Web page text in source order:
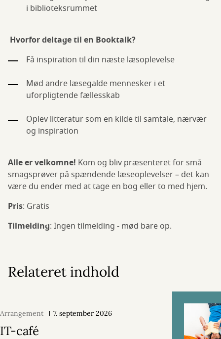
i biblioteksrummet
Hvorfor deltage til en Booktalk?
Få inspiration til din næste læsoplevelse
Mød andre læsegalde mennesker i et
uforpligtende fællesskab
Oplev litteratur som en kilde til samtale, nærvær
og inspiration
Alle er velkomne! Kom og bliv præsenteret for små
smagsprøver på spændende læseoplevelser – det kan
være du ender med at tage en bog eller to med hjem.
Pris: Gratis
Tilmelding: Ingen tilmelding - mød bare op.
Relateret indhold
Arrangement 7. september 2026
IT-café